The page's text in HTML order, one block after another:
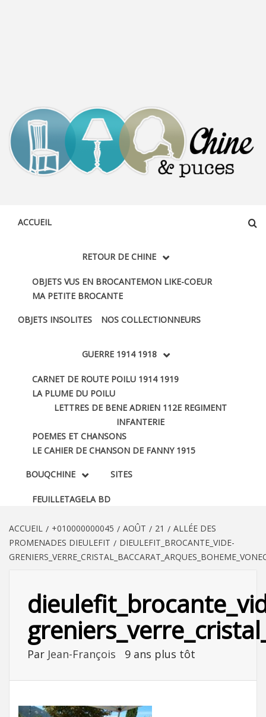
ACCUEIL
RETOUR DE CHINE
OBJETS VUS EN BROCANTEMON LIKE-COEUR
MA PETITE BROCANTE
OBJETS INSOLITES NOS COLLECTIONNEURS
GUERRE 1914 1918
CARNET DE ROUTE POILU 1914 1919
LA PLUME DU POILU
LETTRES DE BENE ADRIEN 112E REGIMENT
INFANTERIE
POEMES ET CHANSONS
LE CAHIER DE CHANSON DE FANNY 1915
BOUQCHINE
FEUILLETAGELA BD
SITES
ACCUEIL +010000000045 AOÛT 21
ALLÉE DES
PROMENADES DIEULEFIT
DIEULEFIT_BROCANTE_VIDE-
Par Jean-François 9 ans plus tôt